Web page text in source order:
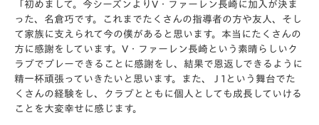
「初めまして。今シーズンよりV・ファーレン長崎に加入が決ま
った、名倉巧です。これまでたくさんの指導者の方や友人、そし
て家族に支えられて今の僕があると思います。本当にたくさんの
方に感謝をしています。V・ファーレン長崎という素晴らしいク
ラブでプレーできることに感謝をし、結果で恩返しできるように
精一杯頑張っていきたいと思います。また、Ｊ1という舞台でた
くさんの経験をし、クラブとともに個人としても成長していける
ことを大変幸せに感じます。